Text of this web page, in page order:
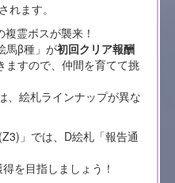
れます。
霊ボスが襲来！
馬β種」が初回クリア報酬
ますので、仲間を育てて挑
、絵札ラインナップが異な
」では、D絵札「報告通
を目指しましょう！